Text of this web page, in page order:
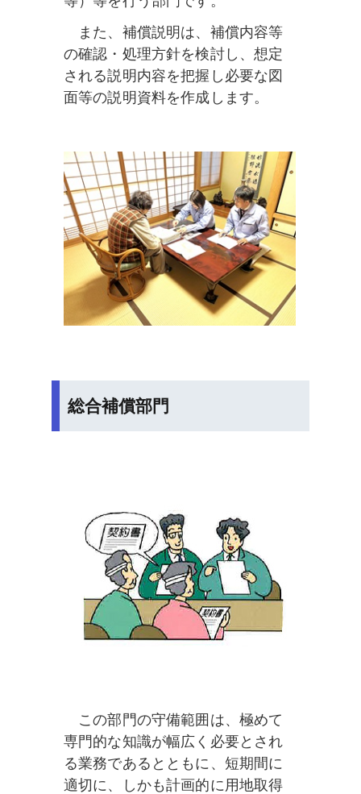
また、補償説明は、補償内容等
の確認・処理方針を検討し、想定
される説明内容を把握し必要な図
面等の説明資料を作成します。
総合補償部門
この部門の守備範囲は、極めて
専門的な知識が幅広く必要とされ
る業務であるとともに、短期間に
適切に、しかも計画的に用地取得